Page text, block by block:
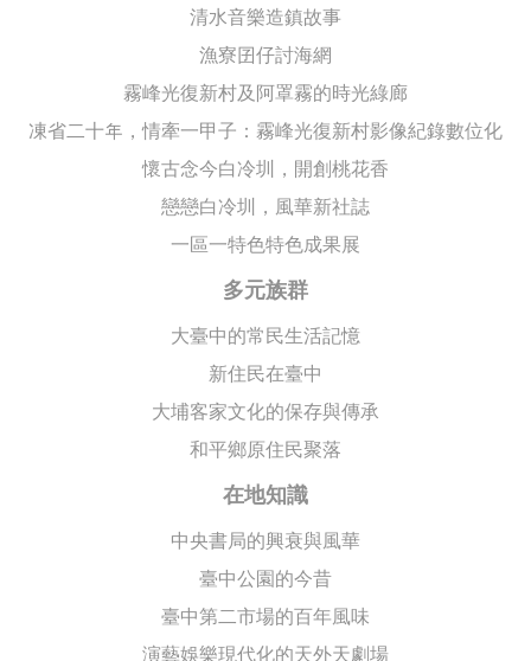
清水音樂造鎮故事
漁寮囝仔討海網
霧峰光復新村及阿罩霧的時光綠廊
凍省二十年，情牽一甲子：霧峰光復新村影像紀錄數位化
懷古念今白冷圳，開創桃花香
戀戀白冷圳，風華新社誌
一區一特色特色成果展
多元族群
大臺中的常民生活記憶
新住民在臺中
大埔客家文化的保存與傳承
和平鄉原住民聚落
在地知識
中央書局的興衰與風華
臺中公園的今昔
臺中第二市場的百年風味
演藝娛樂現代化的天外天劇場